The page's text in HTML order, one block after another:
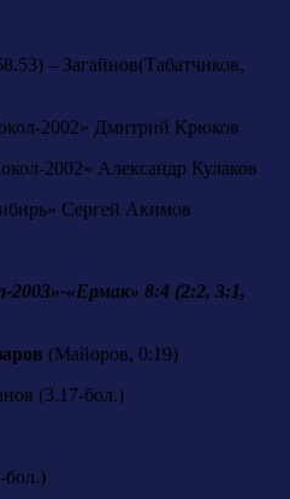
– Загайнов(Табатчиков,
2002» Дмитрий Крюков
2002» Александр Кулаков
Сергей Акимов
2003»-«Ермак» 8:4 (2:2, 3:1,
(Майоров, 0:19)
(3.17-бол.)
бол.)